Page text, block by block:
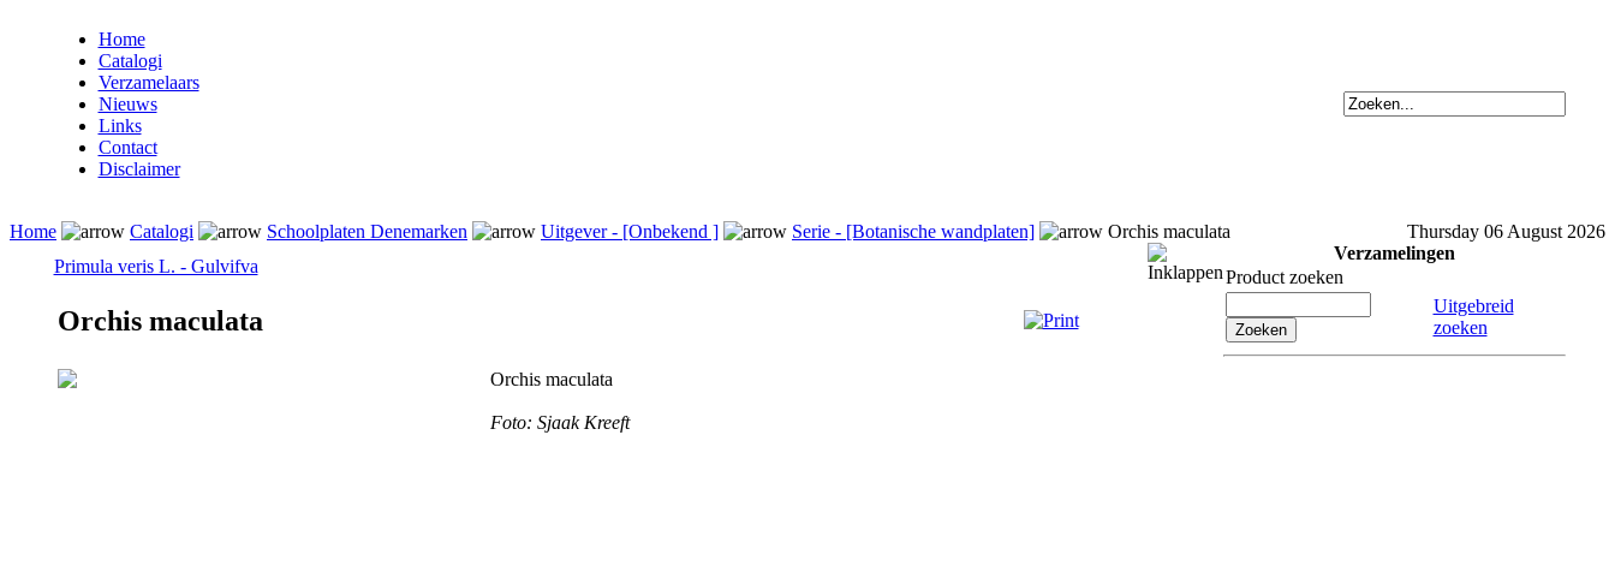
Home
Catalogi
Verzamelaars
Nieuws
Links
Contact
Disclaimer
Home Catalogi Schoolplaten Denemarken Uitgever - [Onbekend ] Serie - [Botanische wandplaten] Orchis maculata
Thursday 06 August 2026
Primula veris L. - Gulvifva
Orchis maculata
Orchis maculata
Foto: Sjaak Kreeft
Verzamelingen
Product zoeken
Uitgebreid
zoeken